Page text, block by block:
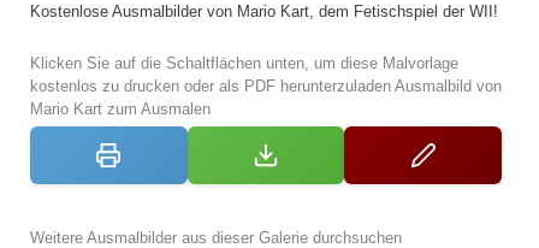
Kostenlose Ausmalbilder von Mario Kart, dem Fetischspiel der WII!
Klicken Sie auf die Schaltflächen unten, um diese Malvorlage
kostenlos zu drucken oder als PDF herunterzuladen Ausmalbild von
Mario Kart zum Ausmalen
Weitere Ausmalbilder aus dieser Galerie durchsuchen